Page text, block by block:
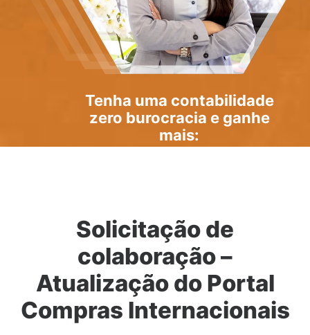
Tenha uma contabilidade
zero burocracia e ganhe
mais:
Solicitação de
colaboração –
Atualização do Portal
Compras Internacionais